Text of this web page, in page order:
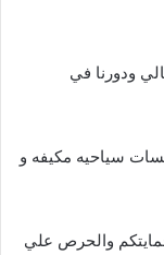
ودورنا في
سياحيه مكيفه و
والحرص علي